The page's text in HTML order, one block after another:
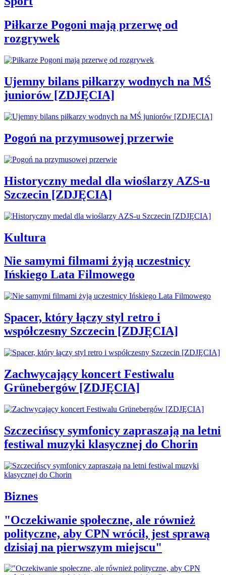
Piłkarze Pogoni mają przerwę od
rozgrywek
Ujemny bilans piłkarzy wodnych na MŚ
juniorów [ZDJĘCIA]
Pogoń na przymusowej przerwie
Historyczny medal dla wioślarzy AZS-u
Szczecin [ZDJĘCIA]
Kultura
Nie samymi filmami żyją uczestnicy
Ińskiego Lata Filmowego
Spacer, który łączy styl retro i
współczesny Szczecin [ZDJĘCIA]
Zachwycający koncert Festiwalu
Grünebergów [ZDJĘCIA]
Szczecińscy symfonicy zapraszają na letni
festiwal muzyki klasycznej do Chorin
Biznes
"Oczekiwanie społeczne, ale również
polityczne, aby CPN wrócił, jest sprawą
dzisiaj na pierwszym miejscu"